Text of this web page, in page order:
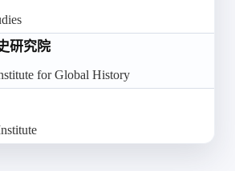
研究院
for Global History